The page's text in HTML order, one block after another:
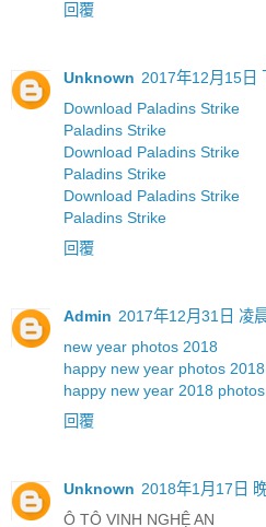
回覆
Unknown 2017年12月15日
Download Paladins Strike
Paladins Strike
Download Paladins Strike
Paladins Strike
Download Paladins Strike
Paladins Strike
回覆
Admin 2017年12月31日 凌
new year photos 2018
happy new year photos 2018
happy new year 2018 photos
回覆
Unknown 2018年1月17日
Ô TÔ VINH NGHỆ AN